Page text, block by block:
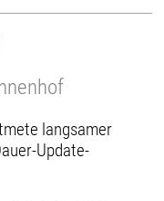
langsamer
Update-